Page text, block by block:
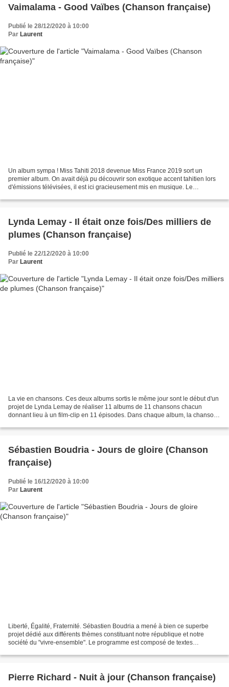
Vaimalama - Good Vaïbes (Chanson française)
Publié le 28/12/2020 à 10:00
Par Laurent
Un album sympa ! Miss Tahiti 2018 devenue Miss France 2019 sort un
premier album. On avait déjà pu découvrir son exotique accent tahitien lors
d'émissions télévisées, il est ici gracieusement mis en musique. Le
Lynda Lemay - Il était onze fois/Des milliers de
plumes (Chanson française)
Publié le 22/12/2020 à 10:00
Par Laurent
La vie en chansons. Ces deux albums sortis le même jour sont le début d'un
projet de Lynda Lemay de réaliser 11 albums de 11 chansons chacun
donnant lieu à un film-clip en 11 épisodes. Dans chaque album, la chanson
Sébastien Boudria - Jours de gloire (Chanson
française)
Publié le 16/12/2020 à 10:00
Par Laurent
Liberté, Égalité, Fraternité. Sébastien Boudria a mené à bien ce superbe
projet dédié aux différents thèmes constituant notre république et notre
société du "vivre-ensemble". Le programme est composé de textes
Pierre Richard - Nuit à jour (Chanson française)